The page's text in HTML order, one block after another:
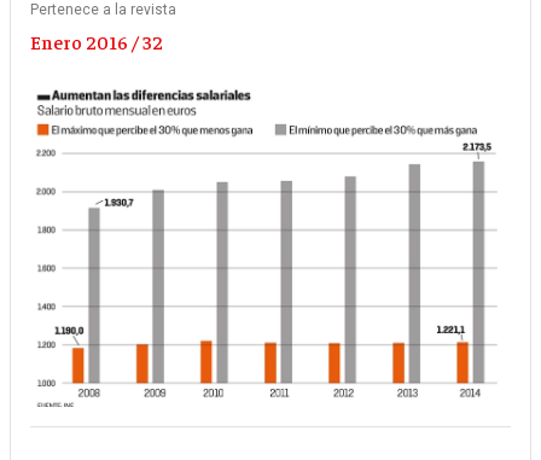
Pertenece a la revista
Enero 2016 / 32